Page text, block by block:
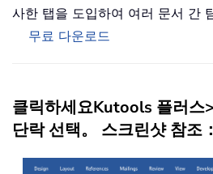
사한 탭을 도입하여 여러 문서 간
무료 다운로드
클릭하세요Kutools 플러스>
단락 선택。 스크린샷 참조：